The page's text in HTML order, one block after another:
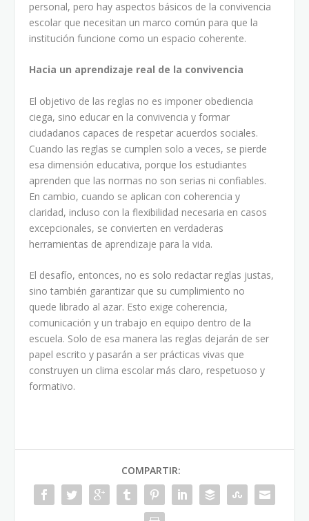
personal, pero hay aspectos básicos de la convivencia
escolar que necesitan un marco común para que la
institución funcione como un espacio coherente.
Hacia un aprendizaje real de la convivencia
El objetivo de las reglas no es imponer obediencia
ciega, sino educar en la convivencia y formar
ciudadanos capaces de respetar acuerdos sociales.
Cuando las reglas se cumplen solo a veces, se pierde
esa dimensión educativa, porque los estudiantes
aprenden que las normas no son serias ni confiables.
En cambio, cuando se aplican con coherencia y
claridad, incluso con la flexibilidad necesaria en casos
excepcionales, se convierten en verdaderas
herramientas de aprendizaje para la vida.
El desafío, entonces, no es solo redactar reglas justas,
sino también garantizar que su cumplimiento no
quede librado al azar. Esto exige coherencia,
comunicación y un trabajo en equipo dentro de la
escuela. Solo de esa manera las reglas dejarán de ser
papel escrito y pasarán a ser prácticas vivas que
construyen un clima escolar más claro, respetuoso y
formativo.
COMPARTIR: